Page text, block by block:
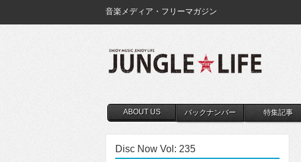
音楽メディア・フリーマガジン
ABOUT US バックナンバー 特集記事
Disc Now Vol: 235